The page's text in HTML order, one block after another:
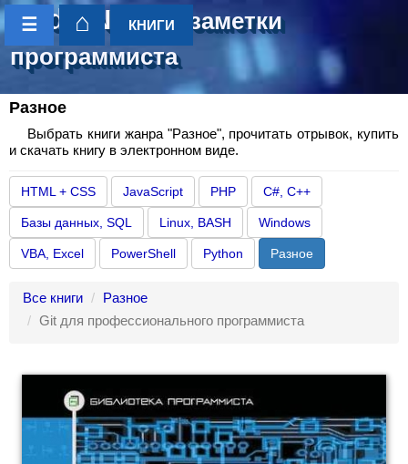
CoderNotes- заметки
программиста
⌂
☰ КНИГИ
Разное
Выбрать книги жанра "Разное", прочитать отрывок, купить
и скачать книгу в электронном виде.
HTML + CSS JavaScript PHP C#, C++
Базы данных, SQL Linux, BASH Windows
VBA, Excel PowerShell Python Разное
Все книги
Разное
Git для профессионального программиста